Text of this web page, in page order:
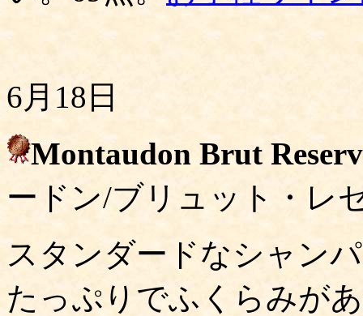
6月18日
Montaudon Brut
ードン/ブリュット・レ
スタンダードなシャン
たっぷりでふくらみが